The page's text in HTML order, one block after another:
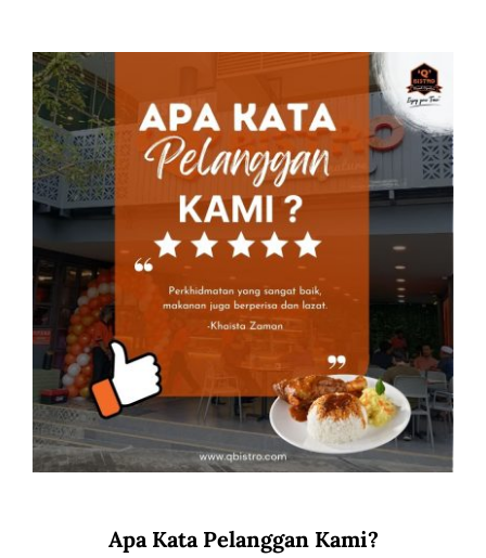
Apa Kata Pelanggan Kami?